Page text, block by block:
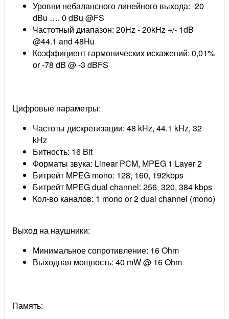
Уровни небалансного линейного выхода: -20
dBu …. 0 dBu @FS
Частотный диапазон: 20Hz - 20kHz +/- 1dB
@44.1 and 48Hu
Коэффициент гармонических искажений: 0,01%
or -78 dB @ -3 dBFS
Цифровые параметры:
Частоты дискретизации: 48 kHz, 44.1 kHz, 32
kHz
Битность: 16 Bit
Форматы звука: Linear PCM, MPEG 1 Layer 2
Битрейт MPEG mono: 128, 160, 192kbps
Битрейт MPEG dual channel: 256, 320, 384 kbps
Кол-во каналов: 1 mono or 2 dual channel (mono)
Выход на наушники:
Минимальное сопротивление: 16 Ohm
Выходная мощность: 40 mW @ 16 Ohm
Память: